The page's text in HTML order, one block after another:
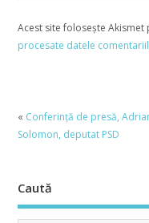
Acest site folosește
procesate datele
« Conferinţă de presă,
Solomon, deputat PSD
Caută